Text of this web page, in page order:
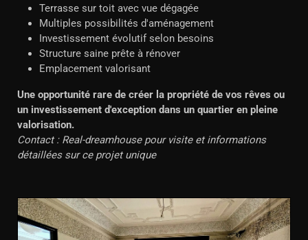
Terrasse sur toit avec vue dégagée
Multiples possibilités d'aménagement
Investissement évolutif selon besoins
Structure saine prête à rénover
Emplacement valorisant
Une opportunité rare de créer la propriété de vos rêves ou
un investissement d'exception dans un quartier en pleine
valorisation.
Contact : Real-dreamhouse pour visite et informations
détaillées sur ce projet unique